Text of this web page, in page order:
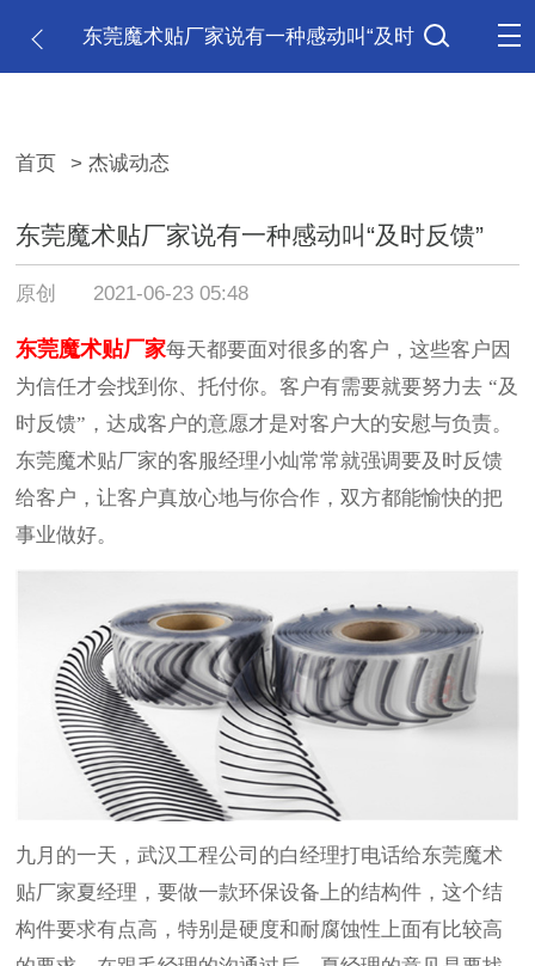
东莞魔术贴厂家说有一种感动叫“及时
首页 > 杰诚动态
东莞魔术贴厂家说有一种感动叫“及时反馈”
原创 2021-06-23 05:48
东莞魔术贴厂家每天都要面对很多的客户，这些客户因
为信任才会找到你、托付你。客户有需要就要努力去 “及
时反馈”，达成客户的意愿才是对客户大的安慰与负责。
东莞魔术贴厂家的客服经理小灿常常就强调要及时反馈
给客户，让客户真放心地与你合作，双方都能愉快的把
事业做好。
九月的一天，武汉工程公司的白经理打电话给东莞魔术
贴厂家夏经理，要做一款环保设备上的结构件，这个结
构件要求有点高，特别是硬度和耐腐蚀性上面有比较高